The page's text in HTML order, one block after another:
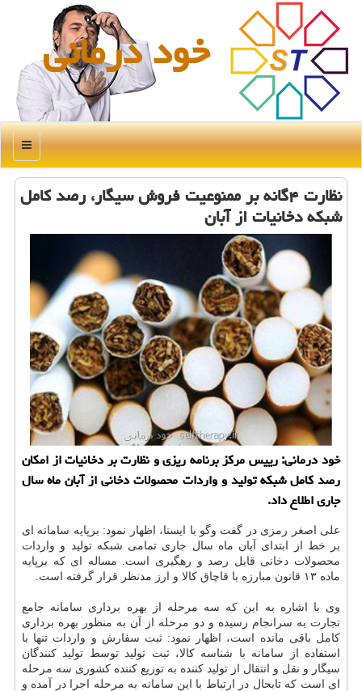
خود درمانی
منو
نظارت ۴گانه بر ممنوعیت فروش سیگار، رصد كامل
شبكه دخانیات از آبان
خود درمانی: رییس مركز برنامه ریزی و نظارت بر دخانیات از امكان
رصد كامل شبكه تولید و واردات محصولات دخانی از آبان ماه سال
جاری اطلاع داد.
علی اصغر رمزی در گفت وگو با ایسنا، اظهار نمود: برپایه سامانه ای
بر خط از ابتدای آبان ماه سال جاری تمامی شبكه تولید و واردات
محصولات دخانی قابل رصد و رهگیری است. مساله ای كه برپایه
ماده ۱۳ قانون مبارزه با قاچاق كالا و ارز مدنظر قرار گرفته است.
وی با اشاره به این كه سه مرحله از بهره برداری سامانه جامع
تجارت به سرانجام رسیده و دو مرحله از آن به منظور بهره برداری
كامل باقی مانده است، اظهار نمود: ثبت سفارش و واردات تنها با
استفاده از سامانه با شناسه كالا، ثبت تولید توسط تولید كنندگان
سیگار و نقل و انتقال از تولید كننده به توزیع كننده كشوری سه مرحله
ای است كه تابحال در ارتباط با این سامانه به مرحله اجرا در آمده و